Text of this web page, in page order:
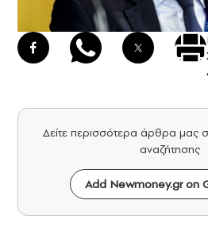
Δείτε περισσότερα άρθρα μας
αναζήτησης
Add Newmoney.gr on